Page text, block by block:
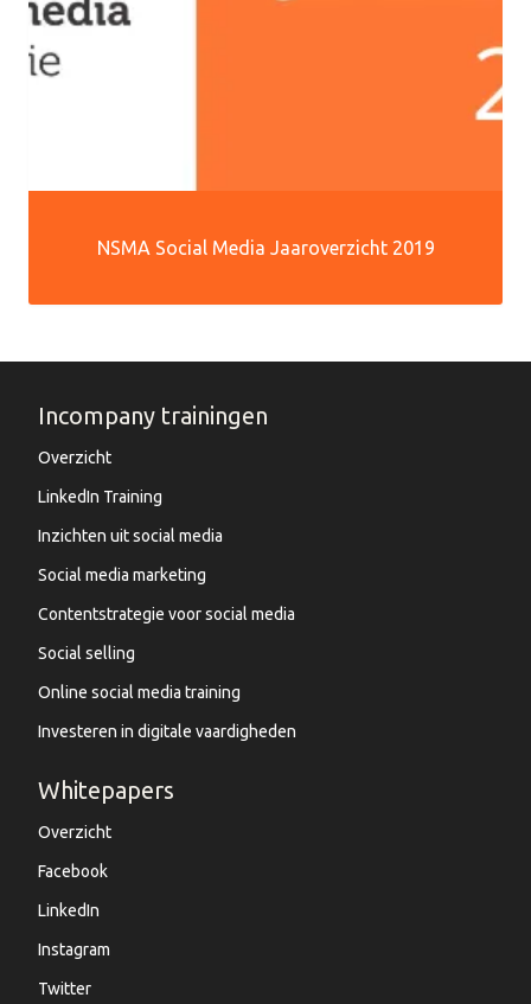
NSMA Social Media Jaaroverzicht 2019
Incompany trainingen
Overzicht
LinkedIn Training
Inzichten uit social media
Social media marketing
Contentstrategie voor social media
Social selling
Online social media training
Investeren in digitale vaardigheden
Whitepapers
Overzicht
Facebook
LinkedIn
Instagram
Twitter